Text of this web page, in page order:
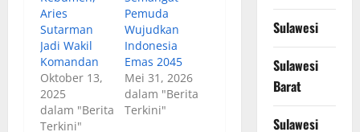
Aries
Sutarman
Jadi Wakil
Komandan
Oktober 13,
2025
dalam "Berita
Terkini"
Pemuda
Wujudkan
Indonesia
Emas 2045
Mei 31, 2026
dalam "Berita
Terkini"
Sulawesi
Sulawesi
Barat
Sulawesi